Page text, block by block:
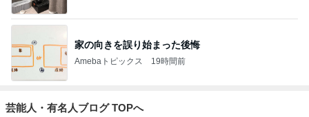
家の向きを誤り始まった後悔
Amebaトピックス 19時間前
芸能人・有名人ブログ TOPへ